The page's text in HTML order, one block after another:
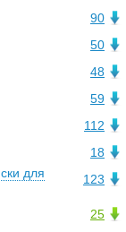
90
50
48
59
112
18
123
для
25